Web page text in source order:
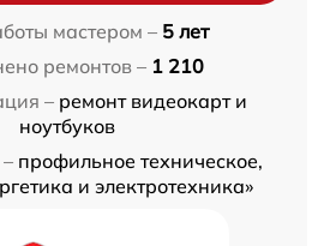
мастером – 5 лет
ремонтов – 1 210
– ремонт видеокарт и
ноутбуков
профильное техническое,
и электротехника»